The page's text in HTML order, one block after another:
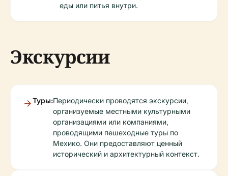
еды или питья внутри.
Экскурсии
Туры:Периодически проводятся экскурсии,
организуемые местными культурными
организациями или компаниями,
проводящими пешеходные туры по
Мехико. Они предоставляют ценный
исторический и архитектурный контекст.